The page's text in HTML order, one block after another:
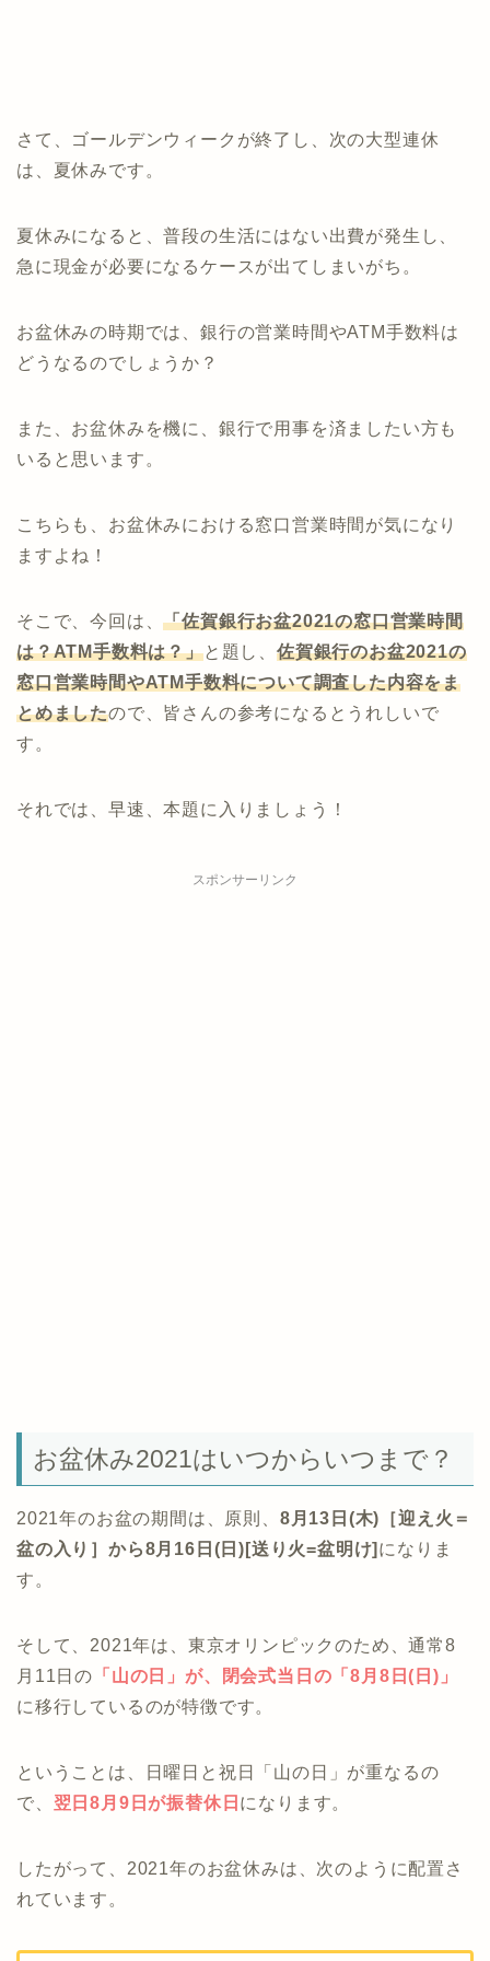
さて、ゴールデンウィークが終了し、次の大型連休
は、夏休みです。
夏休みになると、普段の生活にはない出費が発生し、
急に現金が必要になるケースが出てしまいがち。
お盆休みの時期では、銀行の営業時間やATM手数料は
どうなるのでしょうか？
また、お盆休みを機に、銀行で用事を済ましたい方も
いると思います。
こちらも、お盆休みにおける窓口営業時間が気になり
ますよね！
そこで、今回は、「佐賀銀行お盆2021の窓口営業時間
は？ATM手数料は？」と題し、佐賀銀行のお盆2021の
窓口営業時間やATM手数料について調査した内容をま
とめましたので、皆さんの参考になるとうれしいで
す。
それでは、早速、本題に入りましょう！
スポンサーリンク
お盆休み2021はいつからいつまで？
2021年のお盆の期間は、原則、 8月13日(木)［迎え火＝
盆の入り］から8月16日(日)[送り火=盆明け] になりま
す。
そして、2021年は、東京オリンピックのため、通常8
月11日の 「 山の日」が、閉会式当日の 「8月8日(日)」
に移行しているのが特徴です。
ということは、日曜日と祝日「山の日」が重なるの
で、 翌日8月9日が振替休日 になります。
したがって、2021年のお盆休みは、次のように配置さ
れています。